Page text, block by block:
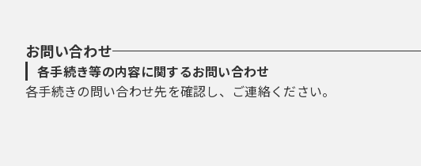
お問い合わせ
各手続き等の内容に関するお問い合わせ
各手続きの問い合わせ先を確認し、ご連絡ください。